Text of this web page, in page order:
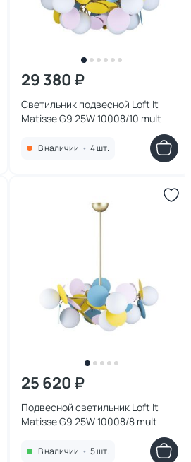
29 380 ₽
Светильник подвесной Loft It
Matisse G9 25W 10008/10 mult
В наличии • 4 шт.
25 620 ₽
Подвесной светильник Loft It
Matisse G9 25W 10008/8 mult
В наличии • 5 шт.